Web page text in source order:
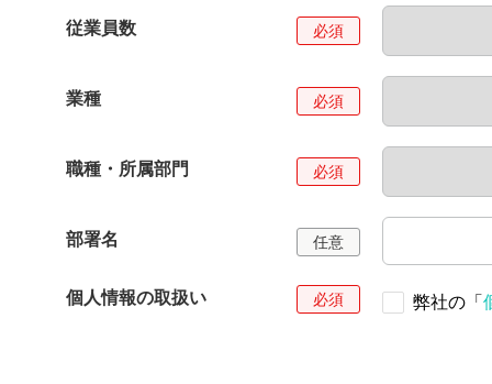
従業員数
業種
職種・所属部門
部署名
個人情報の取扱い 弊社の「